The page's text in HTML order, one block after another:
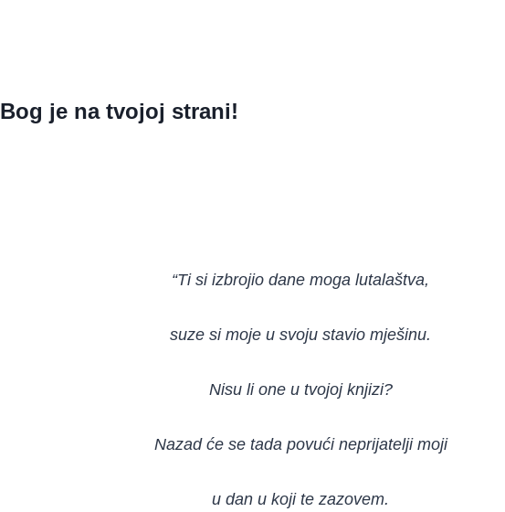
Bog je na tvojoj strani!
“Ti si izbrojio dane moga lutalaštva,
suze si moje u svoju stavio mješinu.
Nisu li one u tvojoj knjizi?
Nazad će se tada povući neprijatelji moji
u dan u koji te zazovem.